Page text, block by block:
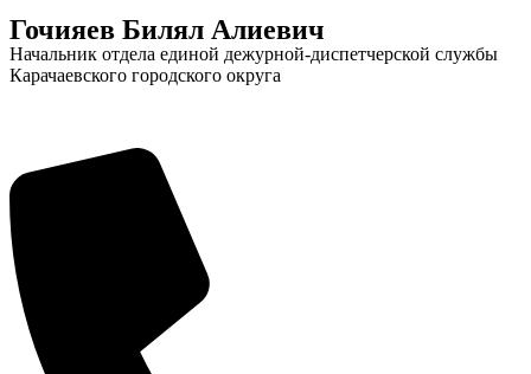
Гочияев Билял Алиевич
Начальник отдела единой дежурной-диспетчерской службы
Карачаевского городского округа